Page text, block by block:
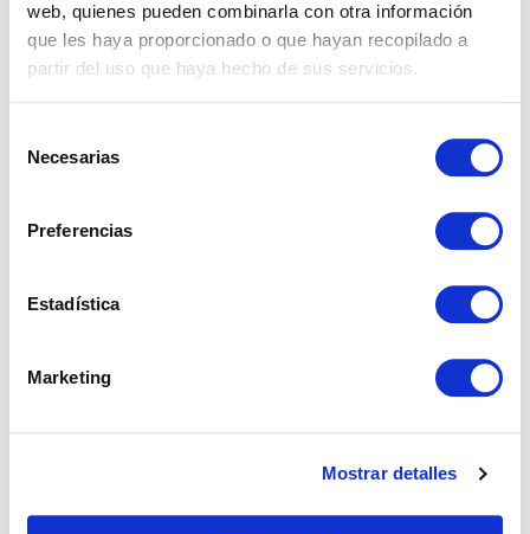
web, quienes pueden combinarla con otra información
que les haya proporcionado o que hayan recopilado a
partir del uso que haya hecho de sus servicios.
Necesarias
Preferencias
Estadística
Marketing
Mostrar detalles
Propiedades
en España siendo extranjero
siendo no residente
Vivir en Estepona: calidad de vida en la Costa del